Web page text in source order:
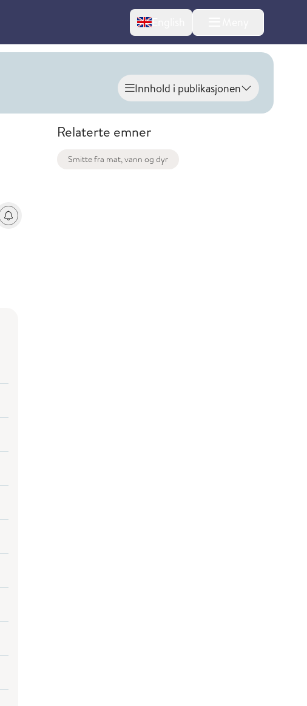
English
Innhold i publikasjonen
Vis innhold
utvarsel om endringer
Relaterte emner
Smitte fra mat, vann og dyr